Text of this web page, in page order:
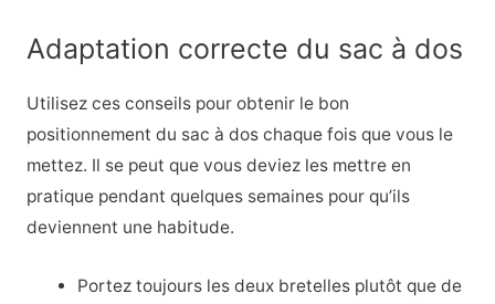
Adaptation correcte du sac à dos
Utilisez ces conseils pour obtenir le bon
positionnement du sac à dos chaque fois que vous le
mettez. Il se peut que vous deviez les mettre en
pratique pendant quelques semaines pour qu’ils
deviennent une habitude.
Portez toujours les deux bretelles plutôt que de